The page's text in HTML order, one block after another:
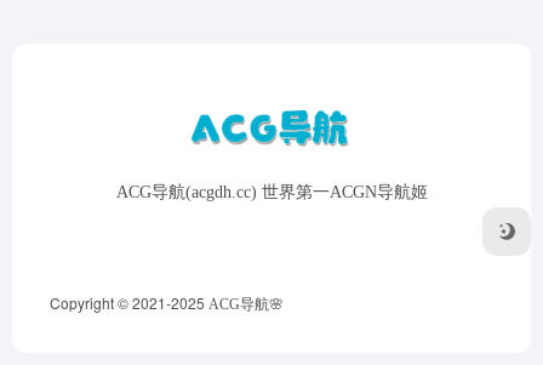
ACG导航(acgdh.cc) 世界第一ACGN导航姬
Copyright © 2021-2025 ACG导航🌸